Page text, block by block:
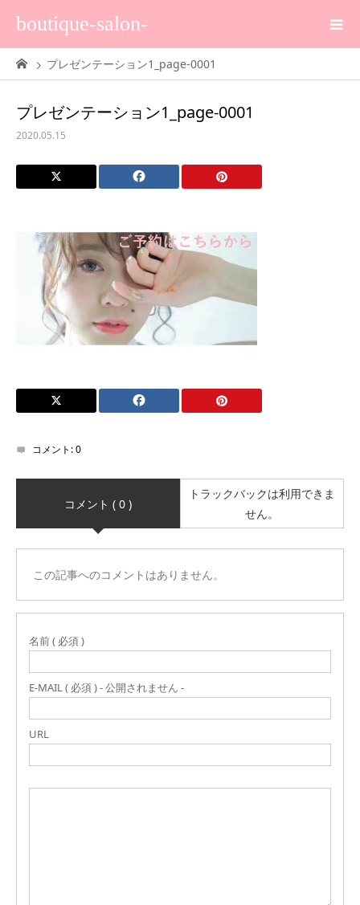
boutique-salon-
プレゼンテーション1_page-0001
プレゼンテーション1_page-0001
2020.05.15
コメント:0
コメント ( 0 )
トラックバックは利用できま
せん。
この記事へのコメントはありません。
名前 ( 必須 )
E-MAIL ( 必須 ) - 公開されません -
URL